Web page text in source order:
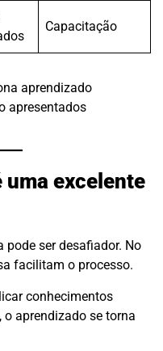
Capacitação
aprendizado
apresentados
uma excelente
pode ser desafiador. No
facilitam o processo.
conhecimentos
aprendizado se torna